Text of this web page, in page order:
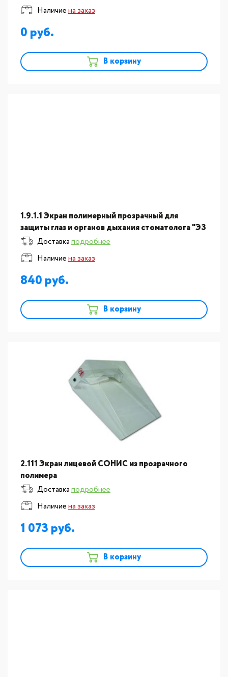
Наличиена заказ
0
В корзину
1.9.1.1 Экран полимерный прозрачный для
защиты глаз и органов дыхания стоматолога "ЭЗ
- ЦЕЛИТ"
Доставкаподробнее
Наличиена заказ
840
В корзину
2.111 Экран лицевой СОНИС из прозрачного
полимера
Доставкаподробнее
Наличиена заказ
1 073
В корзину